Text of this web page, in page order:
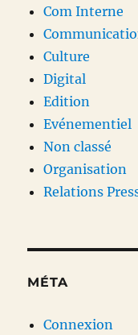
Com Interne
Culture
Digital
Edition
Evénementiel
Non classé
Organisation
Relations
MÉTA
Connexion